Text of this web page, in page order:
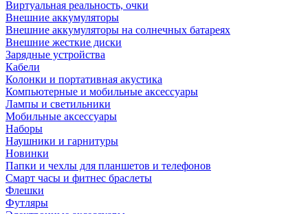
Виртуальная реальность, очки
Внешние аккумуляторы
Внешние аккумуляторы на солнечных батареях
Внешние жесткие диски
Зарядные устройства
Кабели
Колонки и портативная акустика
Компьютерные и мобильные аксессуары
Лампы и светильники
Мобильные аксессуары
Наборы
Наушники и гарнитуры
Новинки
Папки и чехлы для планшетов и телефонов
Смарт часы и фитнес браслеты
Флешки
Футляры